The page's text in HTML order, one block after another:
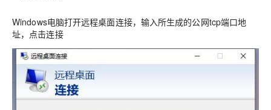
Windows电脑打开远程桌面连接，输入所生成的公网tcp端口地
址，点击连接